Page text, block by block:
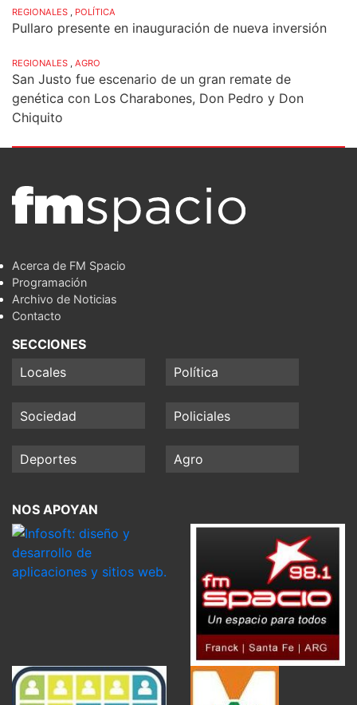
REGIONALES POLÍTICA
Pullaro presente en inauguración de nueva inversión
REGIONALES AGRO
San Justo fue escenario de un gran remate de
genética con Los Charabones, Don Pedro y Don
Chiquito
Acerca de FM Spacio
Programación
Archivo de Noticias
Contacto
SECCIONES
Locales
Política
Sociedad Policiales
Deportes Agro
NOS APOYAN